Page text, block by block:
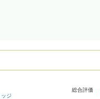
ジ
総合評価